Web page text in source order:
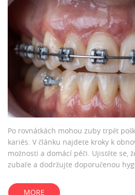
Po rovnátkách mohou zuby trpět
kariés. V článku najdete kroky k
možnosti a domácí péči. Ujistěte se,
zubaře a dodržujte doporučenou
MORE